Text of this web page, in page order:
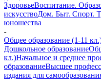
ЗдоровьеВоспитание.
искусствоДом. Быт. Спорт.
юношества
-
Общее образование (1-11
Дошкольное образование
кл.)Начальное и среднее
образованиеВысшее
издания для